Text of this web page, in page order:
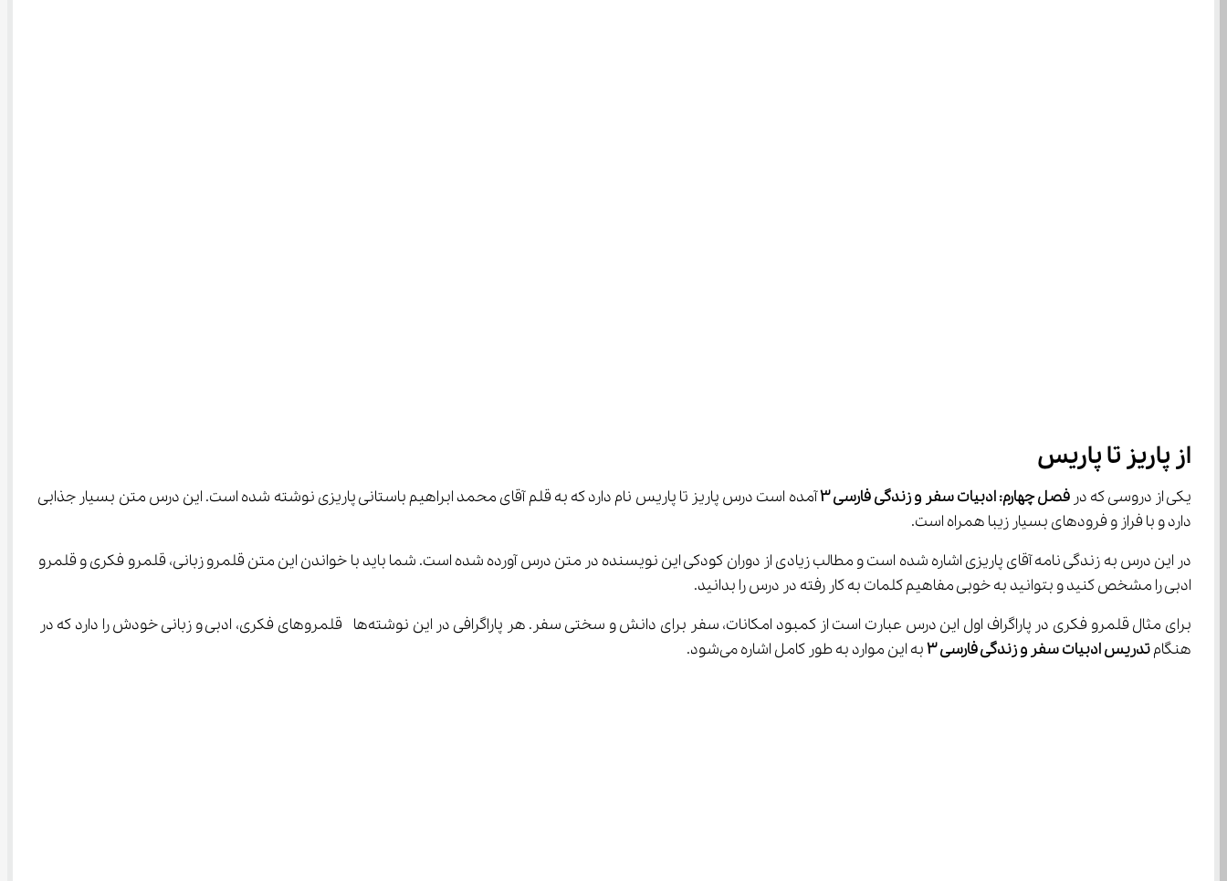
از پاریز تا پاریس
یکی از دروسی که در فصل چهارم: ادبيات سفر و زندگیفارسی ۳
آمده است درس پاریز تا پاریس نام دارد که به قلم آقای محمد ابراهیم باستانی پاریزی نوشته شده است. این درس متن بسیار جذابی
دارد و با فراز و فرودهای بسیار زیبا همراه است.
در این درس به زندگی نامه آقای پاریزی اشاره شده است و مطالب زیادی از دوران کودکی این نویسنده در متن درس آورده شده است. شما باید با خواندن این متن قلمرو زبانی، قلمرو فکری و قلمرو
ادبی را مشخص کنید و بتوانید به خوبی مفاهیم کلمات به کار رفته در درس را بدانید.
برای مثال قلمرو فکری در پاراگراف اول این درس عبارت است از کمبود امکانات، سفر برای دانش و سختی سفر. هر پاراگرافی در این نوشته‌ها  قلمروهای فکری، ادبی و زبانی خودش را دارد که در
هنگام تدریس ادبيات سفر وزندگی فارسی ۳ به این موارد به طور کامل اشاره می‌شود.